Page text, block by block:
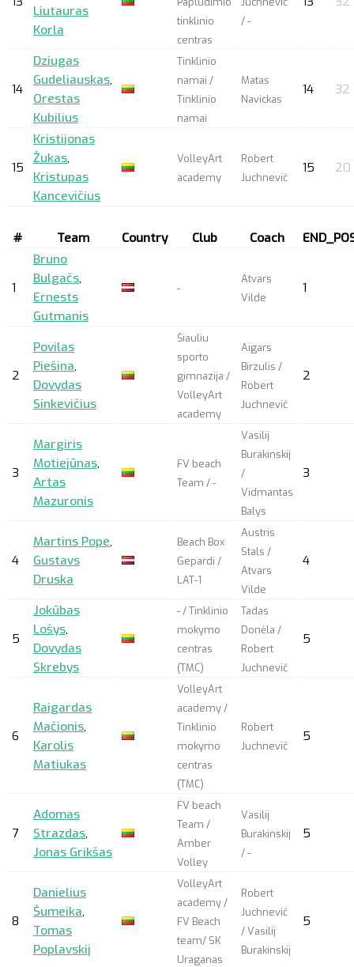
Liutauras
Korla
tinklinio
centras
/ -
14
Dziugas
Gudeliauskas,
Orestas
Kubilius
Tinklinio
namai /
Tinklinio
namai
Matas
Navickas
14 32
15
Kristijonas
Žukas,
Kristupas
Kancevičius
VolleyArt
academy
Robert
Juchnevič
15 20
# Team Country Club Coach
1
Bruno
Bulgačs,
Ernests
Gutmanis
-
Atvars
Vilde
1
2
Povilas
Piešina,
Dovydas
Sinkevičius
Šiauliu
sporto
gimnazija /
VolleyArt
academy
Aigars
Birzulis /
Robert
Juchnevič
2
3
Margiris
Motiejūnas,
Artas
Mazuronis
FV beach
Team / -
Vasilij
Burakinskij
/
Vidmantas
Balys
3
4
Martins Pope,
Gustavs
Druska
Beach Box
Gepardi /
LAT-1
Austris
Stals /
Atvars
Vilde
4
5
Jokūbas
Lošys,
Dovydas
Skrebys
- / Tinklinio
mokymo
centras
(TMC)
Tadas
Donėla /
Robert
Juchnevič
5
6
Raigardas
Mačionis,
Karolis
Matiukas
VolleyArt
academy /
Tinklinio
mokymo
centras
(TMC)
Robert
Juchnevič
5
7
Adomas
Strazdas,
Jonas Grikšas
FV beach
Team /
Amber
Volley
Vasilij
Burakinskij
/ -
5
8
Danielius
Šumeika,
Tomas
Poplavskij
VolleyArt
academy /
FV Beach
team/ SK
Uraganas
Robert
Juchnevič
/ Vasilij
Burakinskij
5